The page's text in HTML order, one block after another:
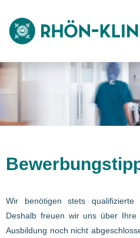
Stellenangebote
Bewerbungstipps
Wir benötigen stets qualifizierte
Deshalb freuen wir uns über Ihre
Ausbildung noch nicht